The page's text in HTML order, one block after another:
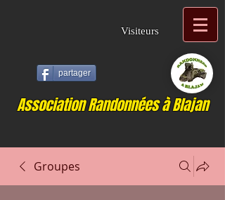
Visiteurs
partager
Association Randonnées à Blajan
Groupes